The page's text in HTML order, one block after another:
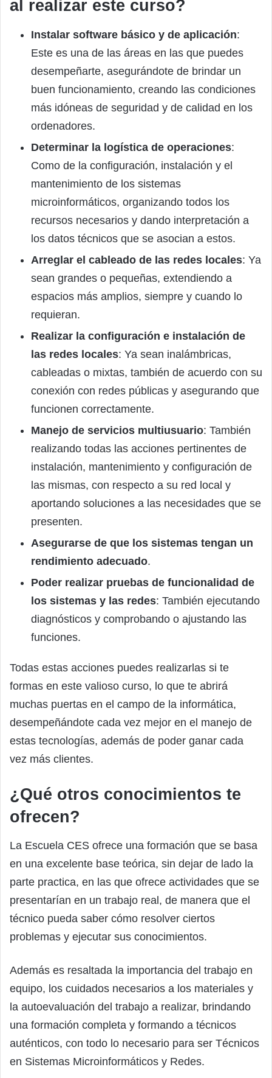
al realizar este curso?
Instalar software básico y de aplicación:
Este es una de las áreas en las que puedes
desempeñarte, asegurándote de brindar un
buen funcionamiento, creando las condiciones
más idóneas de seguridad y de calidad en los
ordenadores.
Determinar la logística de operaciones:
Como de la configuración, instalación y el
mantenimiento de los sistemas
microinformáticos, organizando todos los
recursos necesarios y dando interpretación a
los datos técnicos que se asocian a estos.
Arreglar el cableado de las redes locales: Ya
sean grandes o pequeñas, extendiendo a
espacios más amplios, siempre y cuando lo
requieran.
Realizar la configuración e instalación de
las redes locales: Ya sean inalámbricas,
cableadas o mixtas, también de acuerdo con su
conexión con redes públicas y asegurando que
funcionen correctamente.
Manejo de servicios multiusuario: También
realizando todas las acciones pertinentes de
instalación, mantenimiento y configuración de
las mismas, con respecto a su red local y
aportando soluciones a las necesidades que se
presenten.
Asegurarse de que los sistemas tengan un
rendimiento adecuado.
Poder realizar pruebas de funcionalidad de
los sistemas y las redes: También ejecutando
diagnósticos y comprobando o ajustando las
funciones.
Todas estas acciones puedes realizarlas si te
formas en este valioso curso, lo que te abrirá
muchas puertas en el campo de la informática,
desempeñándote cada vez mejor en el manejo de
estas tecnologías, además de poder ganar cada
vez más clientes.
¿Qué otros conocimientos te
ofrecen?
La Escuela CES ofrece una formación que se basa
en una excelente base teórica, sin dejar de lado la
parte practica, en las que ofrece actividades que se
presentarían en un trabajo real, de manera que el
técnico pueda saber cómo resolver ciertos
problemas y ejecutar sus conocimientos.
Además es resaltada la importancia del trabajo en
equipo, los cuidados necesarios a los materiales y
la autoevaluación del trabajo a realizar, brindando
una formación completa y formando a técnicos
auténticos, con todo lo necesario para ser Técnicos
en Sistemas Microinformáticos y Redes.